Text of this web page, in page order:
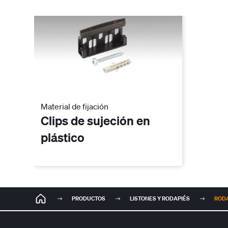
Material de fijación
Clips de sujeción en
plástico
PRODUCTOS LISTONES Y RODAPIÉS